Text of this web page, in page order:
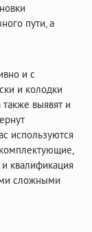
пути, а
и с
и колодки
выявят и
используются
квалификация
сложными